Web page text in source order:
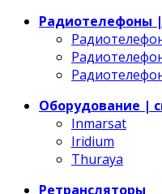
Радиотелефоны
Оборудование |
Inmarsat
Iridium
Thuraya
Ретрансляторы